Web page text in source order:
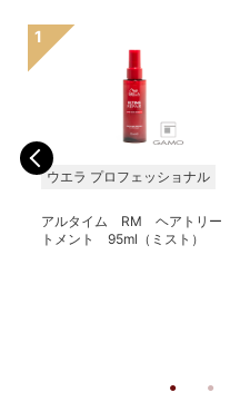
ウエラ プロフェッショナル
アルタイム RM ヘアトリー
トメント 95ml（ミスト）